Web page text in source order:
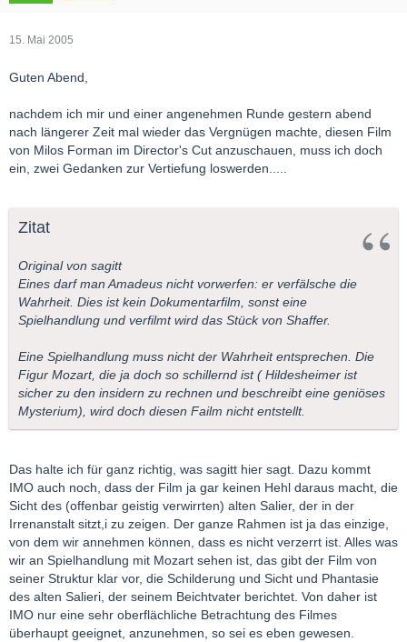
15. Mai 2005
Guten Abend,
nachdem ich mir und einer angenehmen Runde gestern abend
nach längerer Zeit mal wieder das Vergnügen machte, diesen Film
von Milos Forman im Director's Cut anzuschauen, muss ich doch
ein, zwei Gedanken zur Vertiefung loswerden.....
Zitat
Original von sagitt
Eines darf man Amadeus nicht vorwerfen: er verfälsche die
Wahrheit. Dies ist kein Dokumentarfilm, sonst eine
Spielhandlung und verfilmt wird das Stück von Shaffer.
Eine Spielhandlung muss nicht der Wahrheit entsprechen. Die
Figur Mozart, die ja doch so schillernd ist ( Hildesheimer ist
sicher zu den insidern zu rechnen und beschreibt eine geniöses
Mysterium), wird doch diesen Failm nicht entstellt.
Das halte ich für ganz richtig, was sagitt hier sagt. Dazu kommt
IMO auch noch, dass der Film ja gar keinen Hehl daraus macht, die
Sicht des (offenbar geistig verwirrten) alten Salier, der in der
Irrenanstalt sitzt,i zu zeigen. Der ganze Rahmen ist ja das einzige,
von dem wir annehmen können, dass es nicht verzerrt ist. Alles was
wir an Spielhandlung mit Mozart sehen ist, das gibt der Film von
seiner Struktur klar vor, die Schilderung und Sicht und Phantasie
des alten Salieri, der seinem Beichtvater berichtet. Von daher ist
IMO nur eine sehr oberflächliche Betrachtung des Filmes
überhaupt geeignet, anzunehmen, so sei es eben gewesen.